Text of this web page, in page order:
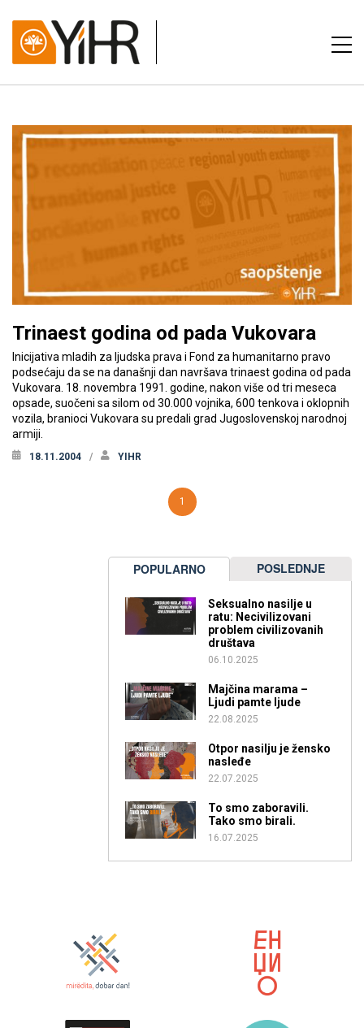
Trinaest godina od pada Vukovara
Inicijativa mladih za ljudska prava i Fond za humanitarno pravo
podsećaju da se na današnji dan navršava trinaest godina od pada
Vukovara. 18. novembra 1991. godine, nakon više od tri meseca
opsade, suočeni sa silom od 30.000 vojnika, 600 tenkova i oklopnih
vozila, branioci Vukovara su predali grad Jugoslovenskoj narodnoj
armiji.
18.11.2004 YIHR
1
POPULARNO POSLEDNJE
Seksualno nasilje u
ratu: Necivilizovani
problem civilizovanih
društava
06.10.2025
Majčina marama –
Ljudi pamte ljude
22.08.2025
Otpor nasilju je žensko
nasleđe
22.07.2025
To smo zaboravili.
Tako smo birali.
16.07.2025